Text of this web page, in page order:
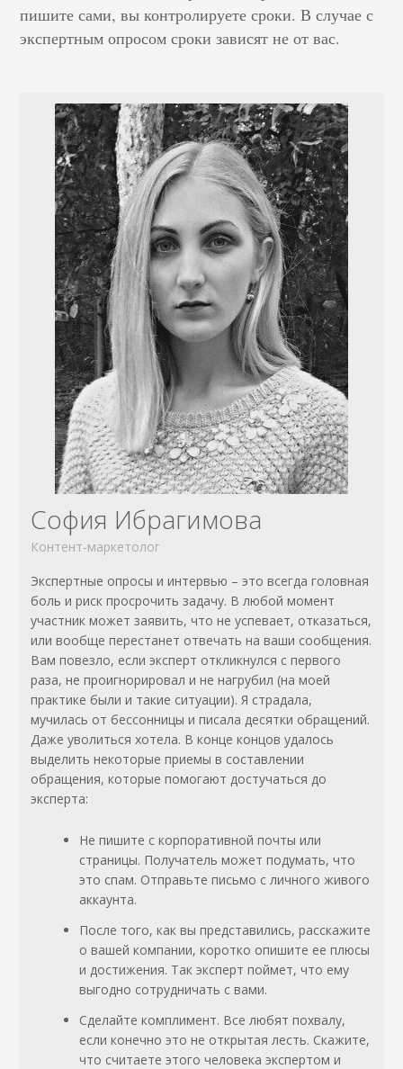
пишите сами, вы контролируете сроки. В случае с
экспертным опросом сроки зависят не от вас.
София Ибрагимова
Контент-маркетолог
Экспертные опросы и интервью – это всегда головная
боль и риск просрочить задачу. В любой момент
участник может заявить, что не успевает, отказаться,
или вообще перестанет отвечать на ваши сообщения.
Вам повезло, если эксперт откликнулся с первого
раза, не проигнорировал и не нагрубил (на моей
практике были и такие ситуации). Я страдала,
мучилась от бессонницы и писала десятки обращений.
Даже уволиться хотела. В конце концов удалось
выделить некоторые приемы в составлении
обращения, которые помогают достучаться до
эксперта:
Не пишите с корпоративной почты или
страницы. Получатель может подумать, что
это спам. Отправьте письмо с личного живого
аккаунта.
После того, как вы представились, расскажите
о вашей компании, коротко опишите ее плюсы
и достижения. Так эксперт поймет, что ему
выгодно сотрудничать с вами.
Сделайте комплимент. Все любят похвалу,
если конечно это не открытая лесть. Скажите,
что считаете этого человека экспертом и